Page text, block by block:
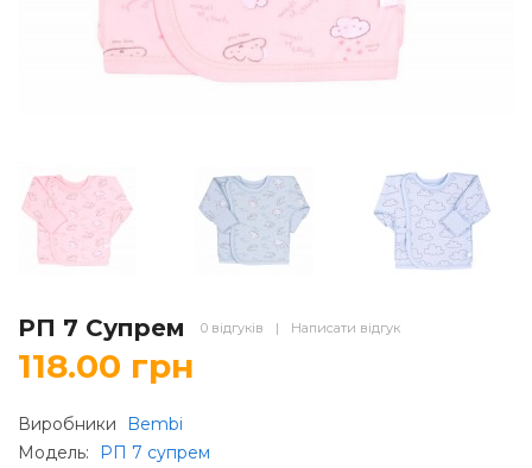
РП 7 Супрем 0 відгуків | Написати відгук
118.00 грн
Виробники
Bembi
Модель:
РП 7 супрем